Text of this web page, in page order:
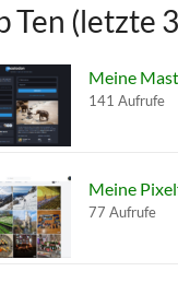
Ten (letzte
Meine
141 Aufrufe
Meine
77 Aufrufe